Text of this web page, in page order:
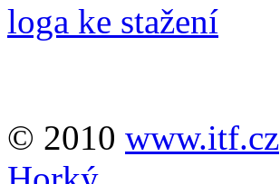
loga ke stažení
© 2010 www.itf.cz